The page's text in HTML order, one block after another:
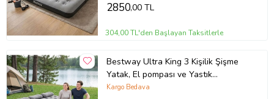
2850,00 TL
304,00 TL'den Başlayan Taksitlerle
Bestway Ultra King 3 Kişilik Şişme
Yatak, El pompası ve Yastık
203x183x22cm 671HC BW149
Kargo Bedava